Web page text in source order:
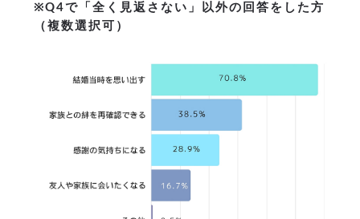
※Q4で「全く見返さない」以外の回答をした方
（複数選択可）